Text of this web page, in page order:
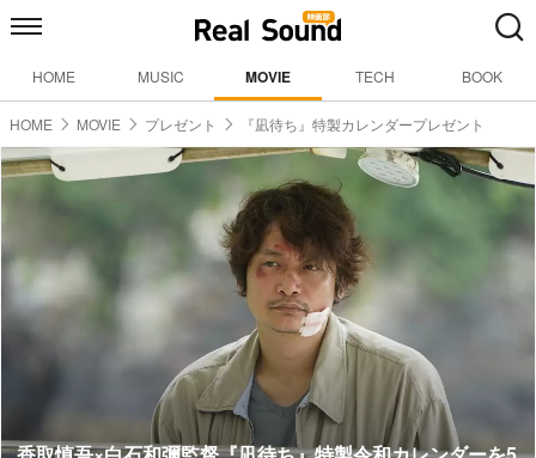
HOME MUSIC MOVIE TECH BOOK
HOME MOVIE プレゼント 『凪待ち』特製カレンダープレゼント